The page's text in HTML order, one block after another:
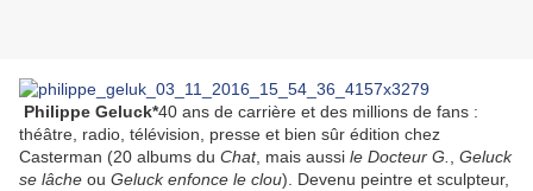
Philippe Geluck*40 ans de carrière et des millions de fans :
théâtre, radio, télévision, presse et bien sûr édition chez
Casterman (20 albums du Chat, mais aussi le Docteur G.
Geluck
se lâche ou Geluck enfonce le clou). Devenu peintre et sculpteur,